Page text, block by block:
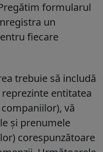
formularul
un
fiecare
trebuie să includă
entitatea
vă
și prenumele
corespunzătoare